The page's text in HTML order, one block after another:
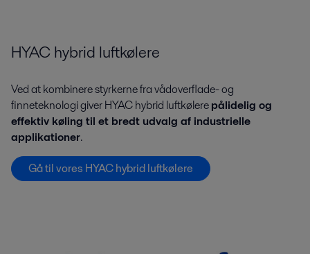
HYAC hybrid luftkølere
Ved at kombinere styrkerne fra vådoverflade- og
finneteknologi giver HYAC hybrid luftkølerepålidelig og
effektiv køling til et bredt udvalg af industrielle
applikationer.
Gå til vores HYAC hybrid luftkølere